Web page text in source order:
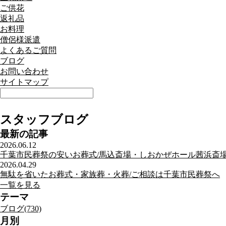
ご供花
返礼品
お料理
僧侶様派遣
よくあるご質問
ブログ
お問い合わせ
サイトマップ
スタッフブログ
最新の記事
2026.06.12
千葉市民葬祭の安いお葬式/馬込斎場・しおかぜホール茜浜斎
2026.04.29
無駄を省いたお葬式・家族葬・火葬/ご相談は千葉市民葬祭へ
一覧を見る
テーマ
ブログ(730)
月別